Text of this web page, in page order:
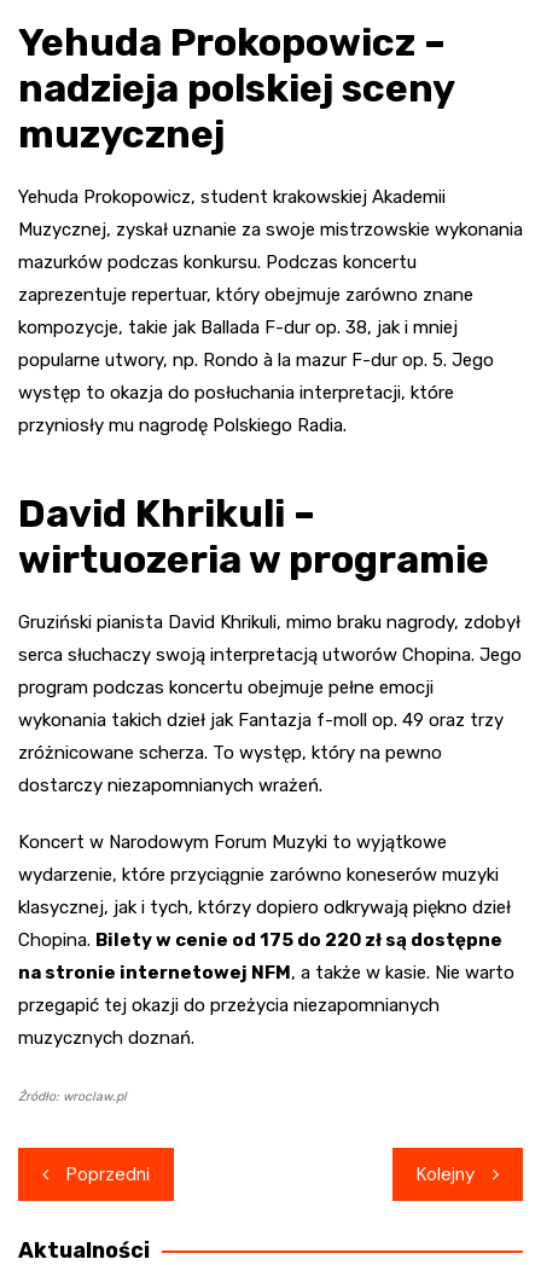
Yehuda Prokopowicz –
nadzieja polskiej sceny
muzycznej
Yehuda Prokopowicz, student krakowskiej Akademii
Muzycznej, zyskał uznanie za swoje mistrzowskie wykonania
mazurków podczas konkursu. Podczas koncertu
zaprezentuje repertuar, który obejmuje zarówno znane
kompozycje, takie jak Ballada F-dur op. 38, jak i mniej
popularne utwory, np. Rondo à la mazur F-dur op. 5. Jego
występ to okazja do posłuchania interpretacji, które
przyniosły mu nagrodę Polskiego Radia.
David Khrikuli –
wirtuozeria w programie
Gruziński pianista David Khrikuli, mimo braku nagrody, zdobył
serca słuchaczy swoją interpretacją utworów Chopina. Jego
program podczas koncertu obejmuje pełne emocji
wykonania takich dzieł jak Fantazja f-moll op. 49 oraz trzy
zróżnicowane scherza. To występ, który na pewno
dostarczy niezapomnianych wrażeń.
Koncert w Narodowym Forum Muzyki to wyjątkowe
wydarzenie, które przyciągnie zarówno koneserów muzyki
klasycznej, jak i tych, którzy dopiero odkrywają piękno dzieł
Chopina. Bilety w cenie od 175 do 220 zł są dostępne
na stronie internetowej NFM, a także w kasie. Nie warto
przegapić tej okazji do przeżycia niezapomnianych
muzycznych doznań.
Źródło: wroclaw.pl
Nawigacja
wpisu
Poprzedni Kolejny
Aktualności